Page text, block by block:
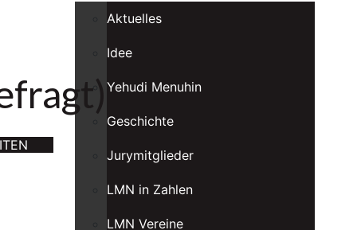
Aktuelles
Idee
Yehudi Menuhin
Geschichte
Jurymitglieder
LMN in Zahlen
LMN Vereine